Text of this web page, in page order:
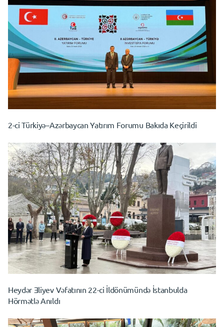
2-ci Türkiyə–Azərbaycan Yatırım Forumu Bakıda Keçirildi
Heydər Ǝliyev Vəfatının 22-ci İldönümündə İstanbulda
Hörmətlə Anıldı